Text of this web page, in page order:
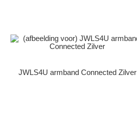
JWLS4U armband Connected Zilver